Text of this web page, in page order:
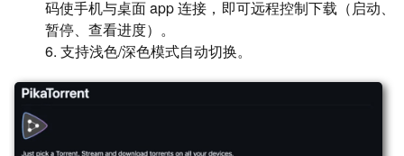
码使手机与桌面 app 连接，即可远程控制下载（启动、
暂停、查看进度）。
6. 支持浅色/深色模式自动切换。